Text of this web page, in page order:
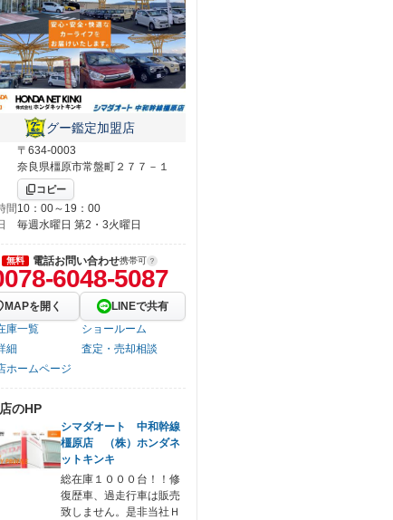
グー鑑定加盟店
〒634-0003
奈良県橿原市常盤町２７７－１
コピー
間 10：00～19：00
毎週水曜日 第2・3火曜日
無料 電話お問い合わせ携帯可
6048-5087
MAPを開く
LINEで共有
庫一覧
ショールーム
細
査定・売却相談
ホームページ
のHP
シマダオート 中和幹線
橿原店 （株）ホンダネ
ットキンキ
総在庫１０００台！！修
復歴車、過走行車は販売
致しません。是非当社Ｈ